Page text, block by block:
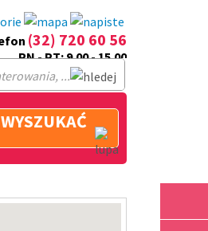
(32) 720 60 56
PN - PT: 9.00 - 15.00
WYSZUKAĆ